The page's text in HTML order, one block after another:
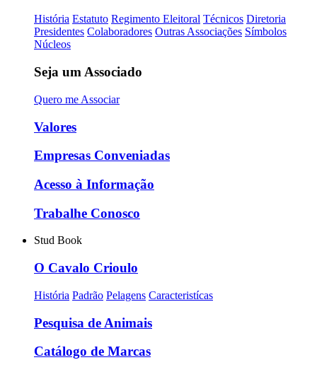
História Estatuto Regimento Eleitoral Técnicos Diretoria
Presidentes Colaboradores Outras Associações Símbolos
Núcleos
Seja um Associado
Quero me Associar
Valores
Empresas Conveniadas
Acesso à Informação
Trabalhe Conosco
Stud Book
O Cavalo Crioulo
História Padrão Pelagens Caracteristícas
Pesquisa de Animais
Catálogo de Marcas